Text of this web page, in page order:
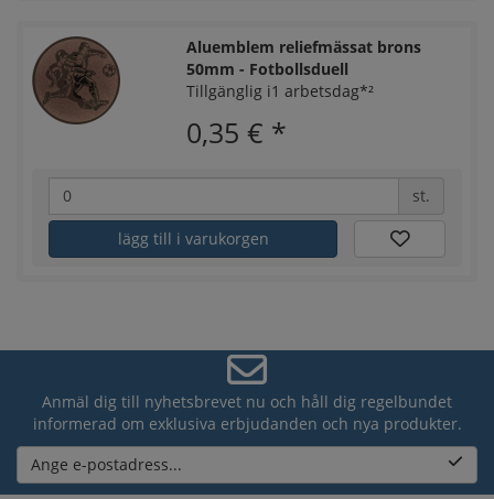
Aluemblem reliefmässat brons
50mm - Fotbollsduell
Tillgänglig i1 arbetsdag*²
0,35 € *
st.
lägg till i varukorgen
Anmäl dig till nyhetsbrevet nu och håll dig regelbundet
informerad om exklusiva erbjudanden och nya produkter.
Ange e-postadress...